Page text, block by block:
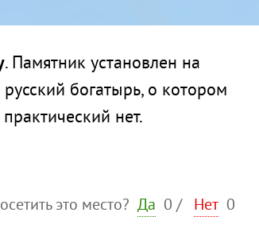
. Памятник установлен на
богатырь, о котором
нет.
это место? Да 0 / Нет 0